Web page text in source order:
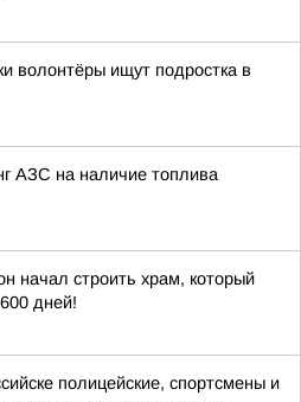
волонтёры ищут подростка в
АЗС на наличие топлива
начал строить храм, который
дней!
полицейские, спортсмены и